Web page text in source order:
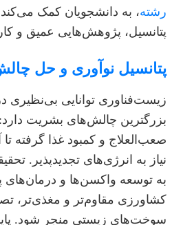
رشته، به دانشجویان کمک می‌کند
پتانسیل، پژوهش‌هایی عمیق و
پتانسیل نوآوری و حل
زیست‌فناوری توانایی بی‌نظیری
بزرگترین چالش‌های بشریت دارد:
صعب‌العلاج و کمبود غذا گرفته
نیاز به انرژی‌های تجدیدپذیر.
به توسعه واکسن‌ها و درمان‌های
کشاورزی مقاوم‌تر و مغذی‌تر،
سوخت‌های زیستی منجر شود.